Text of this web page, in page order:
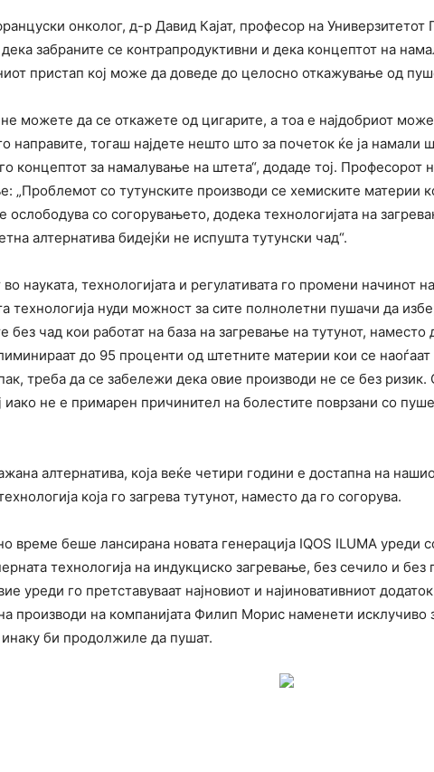
онколог, д-р Давид Кајат, професор на Универзитетот
забраните се контрапродуктивни и дека концептот на
пристап кој може да доведе до целосно откажување од
можете да се откажете од цигарите, а тоа е најдобриот
направите, тогаш најдете нешто што за почеток ќе ја намали
концептот за намалување на штета“, додаде тој. Професорот
„Проблемот со тутунските производи се хемиските материи
ослободува со согорувањето, додека технологијата на
алтернатива бидејќи не испушта тутунски чад“.
науката, технологијата и регулативата го промени начинот
технологија нуди можност за сите полнолетни пушачи да
без чад кои работат на база на загревање на тутунот, наместо
до 95 проценти од штетните материи кои се наоѓаат
треба да се забележи дека овие производи не се без ризик.
иако не е примарен причинител на болестите поврзани со
алтернатива, која веќе четири години е достапна на
која го загрева тутунот, наместо да го согорува.
време беше лансирана новата генерација IQOS ILUMA уреди
технологија на индукциско загревање, без сечило и без
уреди го претставуваат најновиот и најиновативниот
производи на компанијата Филип Морис наменети исклучиво
би продолжиле да пушат.